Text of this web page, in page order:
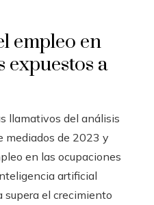
empleo en
expuestos a
llamativos del análisis
mediados de 2023 y
en las ocupaciones
artificial
supera el crecimiento